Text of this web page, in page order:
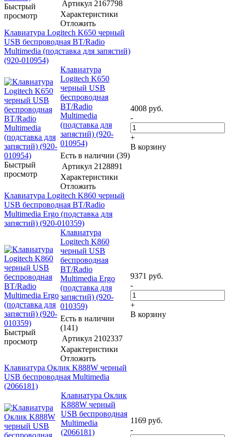
Быстрый
просмотр
Артикул 2167798
Характеристики
Отложить
Клавиатура Logitech K650 черный
USB беспроводная BT/Radio
Multimedia (подставка для запястий)
(920-010954)
Быстрый
просмотр
Клавиатура
Logitech K650
черный USB
беспроводная
BT/Radio
Multimedia
(подставка для
запястий) (920-
010954)
Есть в наличии (39)
Артикул 2128891
Характеристики
Отложить
4008 руб.
-
+
В корзину
Клавиатура Logitech K860 черный
USB беспроводная BT/Radio
Multimedia Ergo (подставка для
запястий) (920-010359)
Быстрый
просмотр
Клавиатура
Logitech K860
черный USB
беспроводная
BT/Radio
Multimedia Ergo
(подставка для
запястий) (920-
010359)
Есть в наличии
(141)
Артикул 2102337
Характеристики
Отложить
9371 руб.
-
+
В корзину
Клавиатура Оклик K888W черный
USB беспроводная Multimedia
(2066181)
Клавиатура Оклик
K888W черный
USB беспроводная
Multimedia
(2066181)
1169 руб.
-